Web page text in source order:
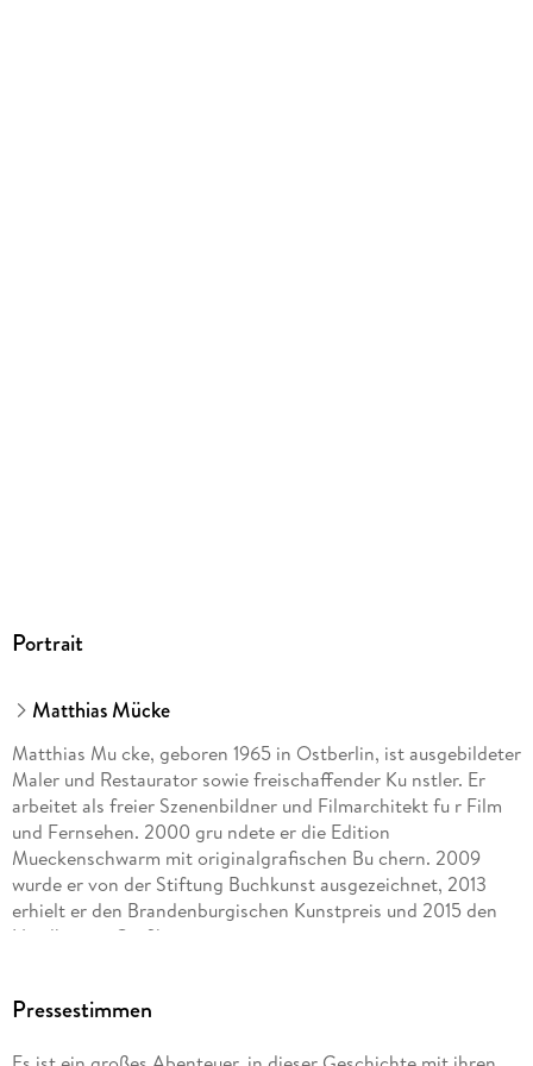
Portrait
Matthias Mücke
Matthias Mu cke, geboren 1965 in Ostberlin, ist ausgebildeter
Maler und Restaurator sowie freischaffender Ku nstler. Er
arbeitet als freier Szenenbildner und Filmarchitekt fu r Film
und Fernsehen. 2000 gru ndete er die Edition
Mueckenschwarm mit originalgrafischen Bu chern. 2009
wurde er von der Stiftung Buchkunst ausgezeichnet, 2013
erhielt er den Brandenburgischen Kunstpreis und 2015 den
Nordhäuser Grafikpreis.
Schauspieler und war unter anderem an den
Pressestimmen